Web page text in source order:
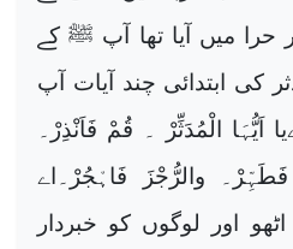
حرا میں آیا تھا آپ ﷺ کے
کی ابتدائی چند آیات آپ
ےیا اَیُّہَا الْمُدَثِّرْ ۔ قُمْ فَاَنْذِرْ۔
والرُّجْزَ فَاہْجُرْ ۔اے
اور لوگوں کو خبردار